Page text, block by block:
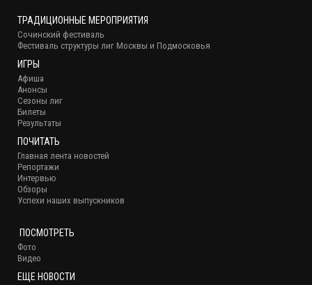
ТРАДИЦИОННЫЕ МЕРОПРИЯТИЯ
Сочинский фестиваль
Фестиваль структуры лиг Москвы и Подмосковья
ИГРЫ
Афиша
Анонсы
Сезоны лиг
Билеты
Результаты
ПОЧИТАТЬ
Главная лента новостей
Репортажи
Интервью
Обзоры
Успехи наших выпускников
ПОСМОТРЕТЬ
Фото
Видео
ЕЩЕ НОВОСТИ